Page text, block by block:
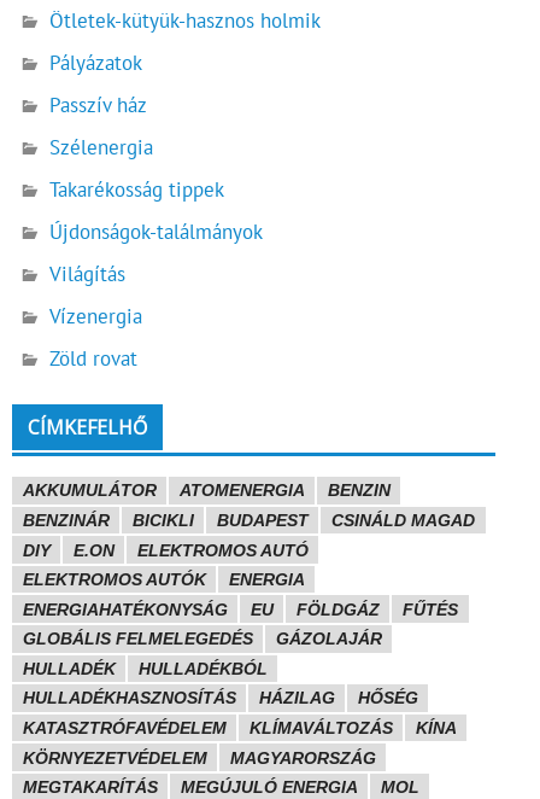
Ötletek-kütyük-hasznos holmik
Pályázatok
Passzív ház
Szélenergia
Takarékosság tippek
Újdonságok-találmányok
Világítás
Vízenergia
Zöld rovat
CÍMKEFELHŐ
AKKUMULÁTOR ATOMENERGIA
BENZIN
BENZINÁR
BICIKLI BUDAPEST
CSINÁLD MAGAD
DIY
E.ON
ELEKTROMOS AUTÓ
ELEKTROMOS AUTÓK
ENERGIA
ENERGIAHATÉKONYSÁG
EU FÖLDGÁZ
FŰTÉS
GLOBÁLIS FELMELEGEDÉS
GÁZOLAJÁR
HULLADÉK
HULLADÉKBÓL
HULLADÉKHASZNOSÍTÁS
HÁZILAG
HŐSÉG
KATASZTRÓFAVÉDELEM
KLÍMAVÁLTOZÁS
KÍNA
KÖRNYEZETVÉDELEM
MAGYARORSZÁG
MEGTAKARÍTÁS
MEGÚJULÓ ENERGIA
MOL